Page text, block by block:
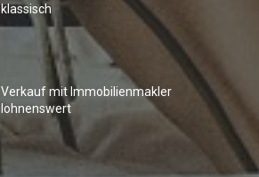
klassisch
Verkauf mit Immobilienmakler
lohnenswert